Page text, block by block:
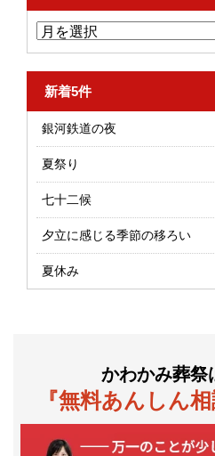
新着5件
銀河鉄道の夜
夏祭り
七十二候
夕立に感じる季節の移ろい
夏休み
かわかみ葬祭
『無料あんしん相